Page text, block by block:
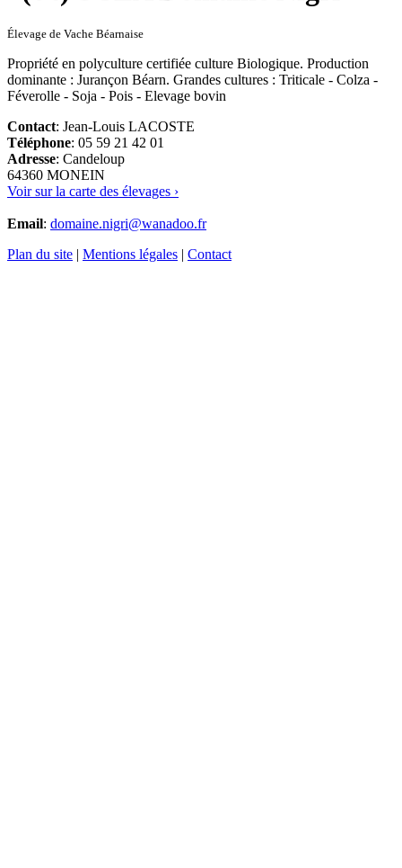
Élevage de Vache Béarnaise
Propriété en polyculture certifiée culture Biologique. Production
dominante : Jurançon Béarn. Grandes cultures : Triticale - Colza -
Féverolle - Soja - Pois - Elevage bovin
Contact: Jean-Louis LACOSTE
Téléphone: 05 59 21 42 01
Adresse: Candeloup
64360 MONEIN
Voir sur la carte des élevages ›
Email: domaine.nigri@wanadoo.fr
Plan du site | Mentions légales | Contact